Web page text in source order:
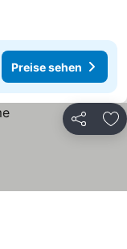
Preise sehen
Teilen